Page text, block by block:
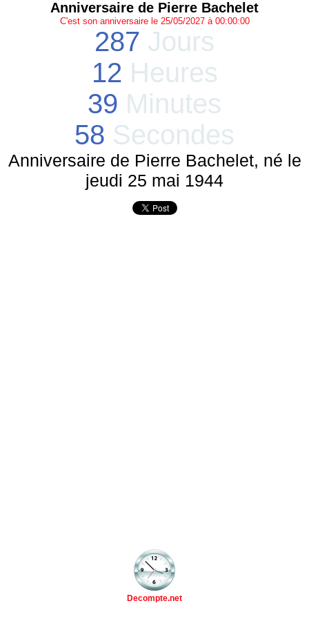
Anniversaire de Pierre Bachelet
C'est son anniversaire le 25/05/2027 à 00:00:00
287 Jours
12 Heures
39 Minutes
58 Secondes
Anniversaire de Pierre Bachelet, né le
jeudi 25 mai 1944
Decompte.net